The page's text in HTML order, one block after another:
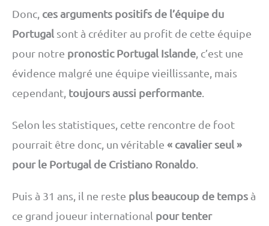
Donc, ces arguments positifs de l’équipe du
Portugal sont à créditer au profit de cette équipe
pour notre pronostic Portugal Islande, c’est une
évidence malgré une équipe vieillissante, mais
cependant, toujours aussi performante.
Selon les statistiques, cette rencontre de foot
pourrait être donc, un véritable « cavalier seul »
pour le Portugal de Cristiano Ronaldo
Puis à 31 ans, il ne reste plus beaucoup de temps à
ce grand joueur international pour tenter